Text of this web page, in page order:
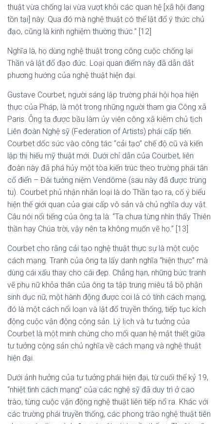
thuật vừa chống lại vừa vượt khỏi các quan hệ [xã hội đang
tồn tại] này. Qua đó mà nghệ thuật có thể lật đổ ý thức chủ
đạo, cũng là kinh nghiệm thường thức.” [12]
Nghĩa là, họ dùng nghệ thuật trong công cuộc chống lại
Thần và lật đổ đạo đức. Loại quan điểm này đã dẫn dắt
phương hướng của nghệ thuật hiện đại.
Gustave Courbet, người sáng lập trường phái hội họa hiện
thực của Pháp, là một trong những người tham gia Công xã
Paris. Ông ta được bầu làm ủy viên công xã kiêm chủ tịch
Liên đoàn Nghệ sỹ (Federation of Artists) phái cấp tiến.
Courbet dốc sức vào công tác “cải tạo” chế độ cũ và kiến
lập thị hiếu mỹ thuật mới. Dưới chỉ dẫn của Courbet, liên
đoàn này đã phá hủy một tòa kiến trúc theo trường phái tân
cổ điển – Đài tưởng niệm Vendôme (sau này đã được trùng
tu). Courbet phủ nhận nhân loại là do Thần tạo ra, cố ý biểu
hiện thế giới quan của giai cấp vô sản và chủ nghĩa duy vật.
Câu nói nổi tiếng của ông ta là: “Ta chưa từng nhìn thấy Thiên
thần hay Chúa trời, vậy nên ta không muốn vẽ họ.” [13]
Courbet cho rằng cải tạo nghệ thuật thực sự là một cuộc
cách mạng. Tranh của ông ta lấy danh nghĩa “hiện thực” mà
dùng cái xấu thay cho cái đẹp. Chẳng hạn, những bức tranh
vẽ phụ nữ khỏa thân của ông ta tập trung miêu tả bộ phận
sinh dục nữ, một hành động được coi là có tính cách mạng,
đó là một cách nổi loạn và lật đổ truyền thống, tiếp tục kích
động cuộc vận động cộng sản. Lý lịch và tư tưởng của
Courbet là một minh chứng cho mối quan hệ mật thiết giữa
tư tưởng cộng sản chủ nghĩa về cách mạng và nghệ thuật
hiện đại.
Dưới ảnh hưởng của tư tưởng phái hiện đại, từ cuối thể kỷ 19,
“nhiệt tình cách mạng” của các nghệ sỹ đã duy trì ở cao
trào, từng cuộc vận động nghệ thuật liên tiếp nổ ra. Khác với
các trường phái truyền thống, các phong trào nghệ thuật tiên